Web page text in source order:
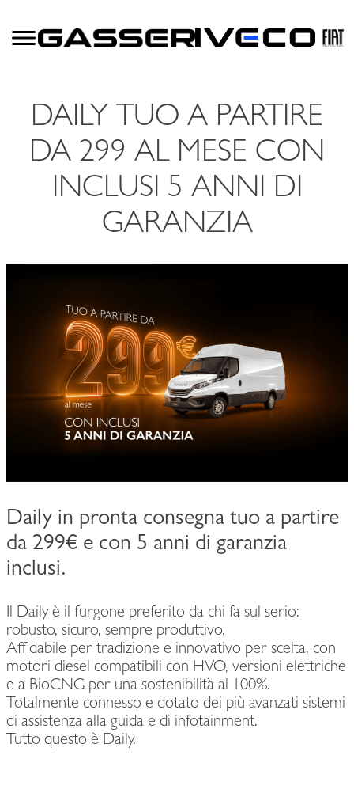
DAILY TUO A PARTIRE
DA 299 AL MESE CON
INCLUSI 5 ANNI DI
GARANZIA
Daily in pronta consegna tuo a partire
da 299€ e con 5 anni di garanzia
inclusi.
Il Daily è il furgone preferito da chi fa sul serio:
robusto, sicuro, sempre produttivo.
Affidabile per tradizione e innovativo per scelta, con
motori diesel compatibili con HVO, versioni elettriche
e a BioCNG per una sostenibilità al 100%.
Totalmente connesso e dotato dei più avanzati sistemi
di assistenza alla guida e di infotainment.
Tutto questo è Daily.